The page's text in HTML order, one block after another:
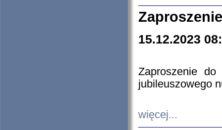
15.12.2023
Zaproszenie do
jubileuszowego
więcej...